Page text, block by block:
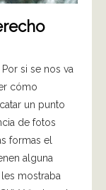
si se nos va
cómo
un punto
de fotos
formas el
alguna
mostraba